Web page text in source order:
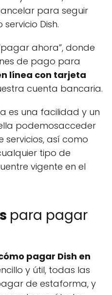
para seguir
Dish.
ahora”, donde
de pago para
línea con tarjeta
cuenta bancaria.
es una facilidad y un
podemosacceder
servicios, así como
tipo de
vigente en el
para pagar
pagar Dish en
y útil, todas las
de estaforma, y